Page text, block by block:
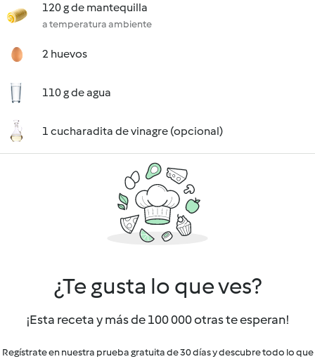
120 g de mantequilla
a temperatura ambiente
2 huevos
110 g de agua
1 cucharadita de vinagre (opcional)
¿Te gusta lo que ves?
¡Esta receta y más de 100 000 otras te esperan!
Regístrate en nuestra prueba gratuita de 30 días y descubre todo lo que